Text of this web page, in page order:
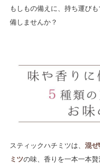
もしもの備えに、持ち運び
備しませんか？
スティックハチミツは、 混ぜ
ミツの味、香りを一本一本贅